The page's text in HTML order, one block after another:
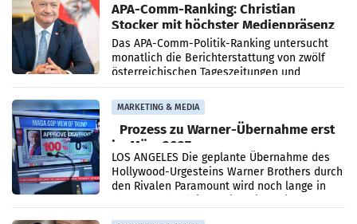
APA-Comm-Ranking: Christian
Stocker mit höchster Medienpräsenz
im Juli
Das APA-Comm-Politik-Ranking untersucht
monatlich die Berichterstattung von zwölf
österreichischen Tageszeitungen und
analysiert, welche Politikerinnen und
Politiker Österreichs die
MARKETING & MEDIA
Prozess zu Warner-Übernahme erst
im März 2027
LOS ANGELES Die geplante Übernahme des
Hollywood-Urgesteins Warner Brothers durch
den Rivalen Paramount wird noch lange in